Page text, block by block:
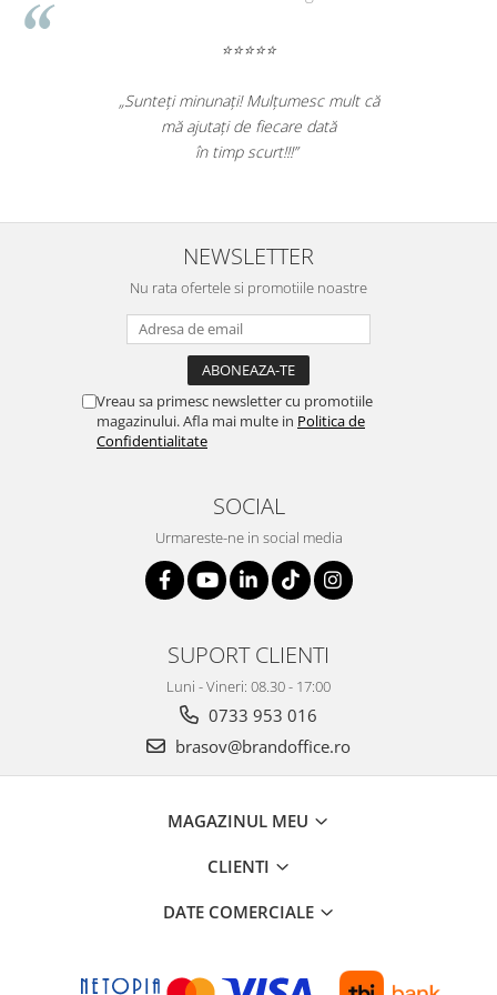
Genti, huse si rucsacuri de laptop
Portofele si portcarduri RFID
Sport si accesorii outdoor
Sticle, cani si termosuri to go
Ochelari de soare
Scule, unelte si iluminat
Masurare si taiere
Pentru masini, biciclete si prim
Pachete Cadou Premium
Promotii si reduceri
„Foarte bun produsul. A scos efectiv toata
mizeria din pardoseli. Livrarea a fost rapida.
Recomand sa cumparati! Nota 10.”
NEWSLETTER
Nu rata ofertele si promotiile noastre
Vreau sa primesc newsletter cu promotiile
magazinului. Afla mai multe in Politica de
Confidentialitate
SOCIAL
Urmareste-ne in social media
SUPORT CLIENTI
Luni - Vineri: 08.30 - 17:00
0733 953 016
brasov@brandoffice.ro
MAGAZINUL MEU
CLIENTI
DATE COMERCIALE